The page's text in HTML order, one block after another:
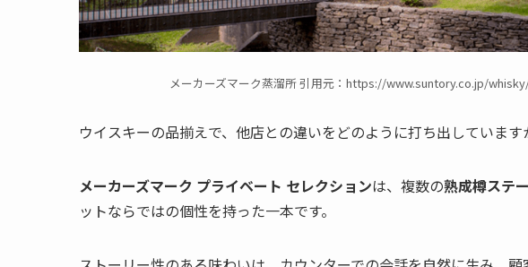
メーカーズマーク蒸溜所 引用元：https://www.suntory.co.jp/
ウイスキーの品揃えで、他店との違いをどのように打ち出しています
メーカーズマーク プライベート セレクションは、複数の熟成樽ステ
ットならではの個性を持った一本です。